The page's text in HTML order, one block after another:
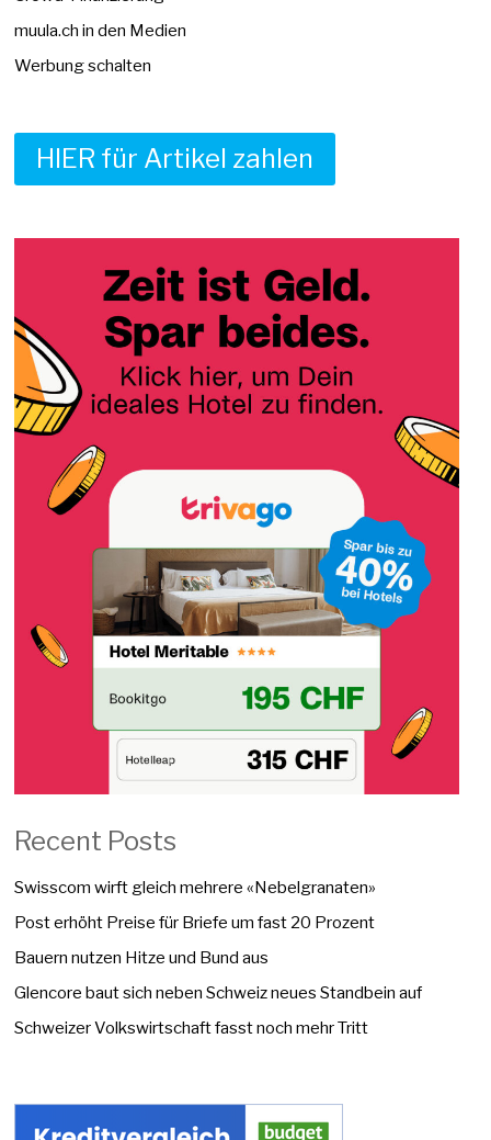
muula.ch in den Medien
Werbung schalten
HIER für Artikel zahlen
Recent Posts
Swisscom wirft gleich mehrere «Nebelgranaten»
Post erhöht Preise für Briefe um fast 20 Prozent
Bauern nutzen Hitze und Bund aus
Glencore baut sich neben Schweiz neues Standbein auf
Schweizer Volkswirtschaft fasst noch mehr Tritt